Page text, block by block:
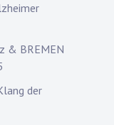
& BREMEN
der